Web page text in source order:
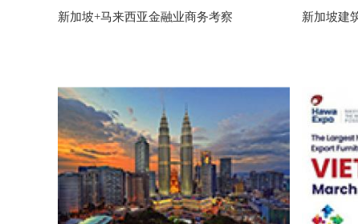
新加坡+马来西亚金融业商务考察 新加坡建